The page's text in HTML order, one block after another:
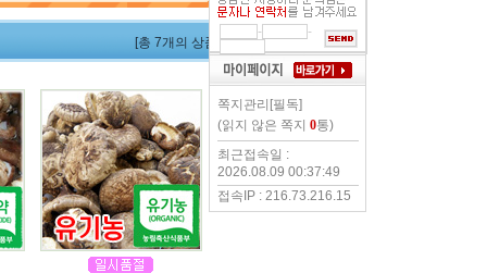
[총 7개의 상품]
- -
쪽지관리[필독]
(읽지 않은 쪽지 0통)
최근접속일 :
2026.08.09 00:37:49
접속IP : 216.73.216.15